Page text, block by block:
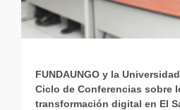
FUNDAUNGO y la
Ciclo de Conferencias sobre
transformación digital en El